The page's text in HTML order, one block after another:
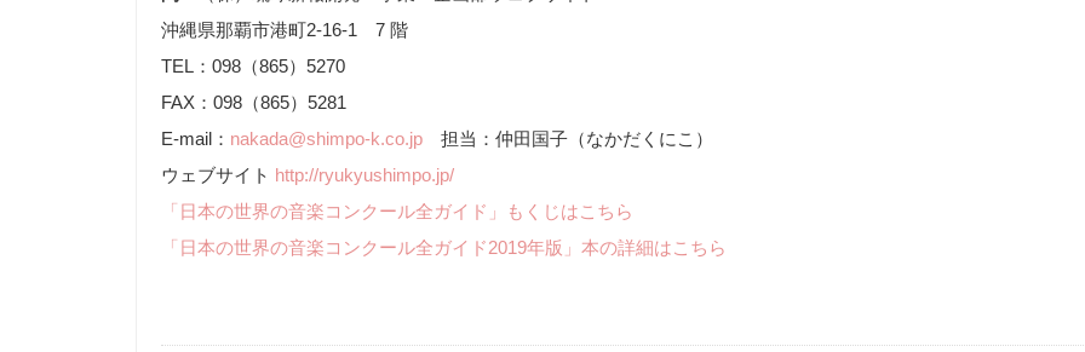
沖縄県那覇市港町2-16-1 7 階
TEL：098（865）5270
FAX：098（865）5281
E-mail： nakada@shimpo-k.co.jp 担当：仲田国子（なかだくにこ）
ウェブサイト http://ryukyushimpo.jp/
「日本の世界の音楽コンクール全ガイド」もくじはこちら
「日本の世界の音楽コンクール全ガイド2019年版」本の詳細はこちら